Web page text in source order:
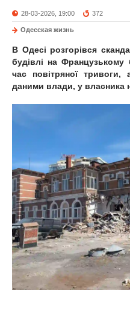
28-03-2026, 19:00 372
Одесская жизнь
В Одесі розгорівся
будівлі на Французькому
час повітряної тривоги,
даними влади, у власника